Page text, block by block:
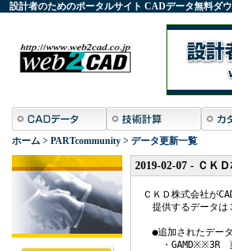
設計者のためのポータルサイト CADデータ無料ダ
ホーム > PARTcommunity > データ更新一覧
2019-02-07 - ＣＫ
ＣＫＤ株式会社が
提供するデータは
●追加されたデー
・GAMD※※3R　